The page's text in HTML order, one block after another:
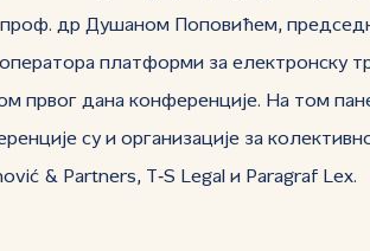
др Душаном Поповићем,
платформи за
дана конференције. На том
су и организације за
& Partners, T‑S Legal и Paragraf Lex.